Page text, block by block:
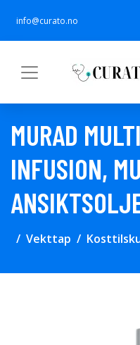
info@curato.no
MURAD
INFUSION,
Vekttap